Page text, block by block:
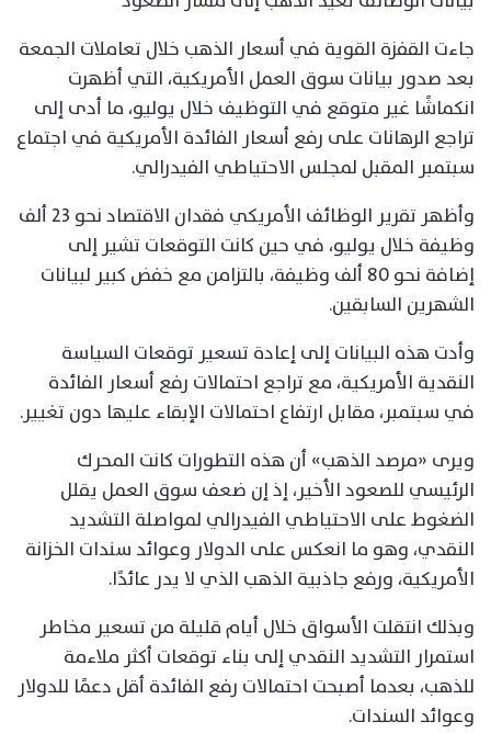
جاءت القفزة القوية في أسعار الذهب خلال تعاملات الجمعة
بعد صدور بيانات سوق العمل الأمريكية، التي أظهرت
انكماشًا غير متوقع في التوظيف خلال يوليو، ما أدى إلى
تراجع الرهانات على رفع أسعار الفائدة الأمريكية في اجتماع
سبتمبر المقبل لمجلس الاحتياطي الفيدرالي.
وأظهر تقرير الوظائف الأمريكي فقدان الاقتصاد نحو 23 ألف
وظيفة خلال يوليو، في حين كانت التوقعات تشير إلى
إضافة نحو 80 ألف وظيفة، بالتزامن مع خفض كبير لبيانات
الشهرين السابقين.
وأدت هذه البيانات إلى إعادة تسعير توقعات السياسة
النقدية الأمريكية، مع تراجع احتمالات رفع أسعار الفائدة
في سبتمبر، مقابل ارتفاع احتمالات الإبقاء عليها دون تغيير.
ويرى «مرصد الذهب» أن هذه التطورات كانت المحرك
الرئيسي للصعود الأخير، إذ إن ضعف سوق العمل يقلل
الضغوط على الاحتياطي الفيدرالي لمواصلة التشديد
النقدي، وهو ما انعكس على الدولار وعوائد سندات الخزانة
الأمريكية، ورفع جاذبية الذهب الذي لا يدر عائدًا.
وبذلك انتقلت الأسواق خلال أيام قليلة من تسعير مخاطر
استمرار التشديد النقدي إلى بناء توقعات أكثر ملاءمة
للذهب، بعدما أصبحت احتمالات رفع الفائدة أقل دعمًا للدولار
وعوائد السندات.